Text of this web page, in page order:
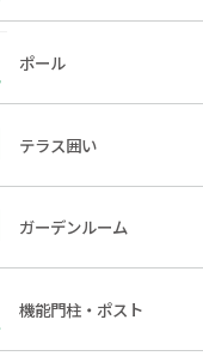
ポール
テラス囲い
ガーデンルーム
機能門柱・ポスト